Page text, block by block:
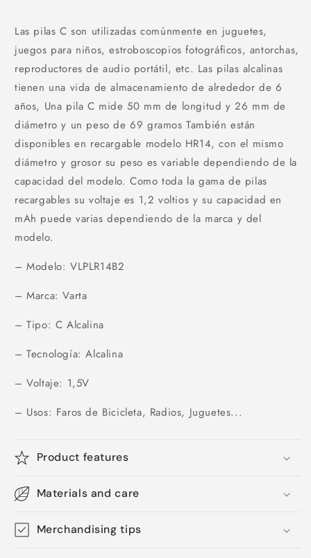
Las pilas C son utilizadas comúnmente en juguetes,
juegos para niños, estroboscopios fotográficos, antorchas,
reproductores de audio portátil, etc. Las pilas alcalinas
tienen una vida de almacenamiento de alrededor de 6
años, Una pila C mide 50 mm de longitud y 26 mm de
diámetro y un peso de 69 gramos También están
disponibles en recargable modelo HR14, con el mismo
diámetro y grosor su peso es variable dependiendo de la
capacidad del modelo. Como toda la gama de pilas
recargables su voltaje es 1,2 voltios y su capacidad en
mAh puede varias dependiendo de la marca y del
modelo.
– Modelo: VLPLR14B2
– Marca: Varta
– Tipo: C Alcalina
– Tecnología: Alcalina
– Voltaje: 1,5V
– Usos: Faros de Bicicleta, Radios, Juguetes...
Product features
Materials and care
Merchandising tips